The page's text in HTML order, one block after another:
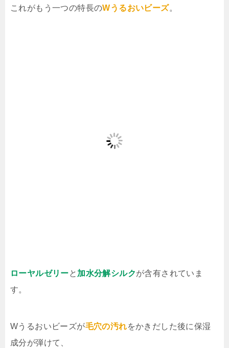
これがもう一つの特長のWうるおいビーズ。
ローヤルゼリーと 加水分解シルクが含有されていま
す。
Wうるおいビーズが毛穴の汚れをかきだした後に保湿
成分が弾けて、